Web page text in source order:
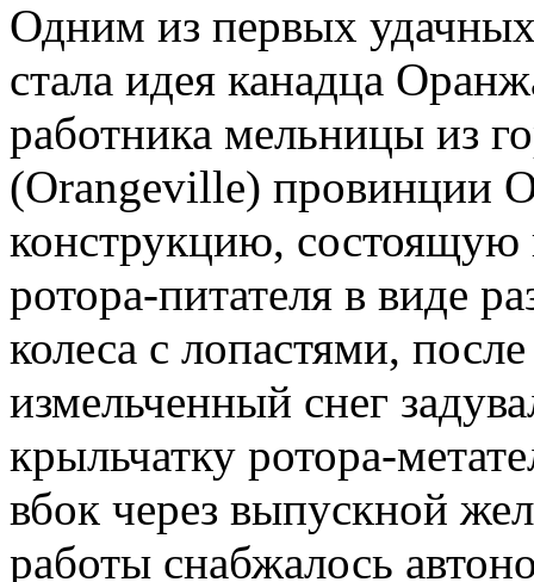
Одним из первых
стала идея канадца
работника мельницы из
(Orangeville) провинции
конструкцию, состоящую
ротора-питателя в виде
колеса с лопастями,
измельченный снег
крыльчатку ротора-
вбок через выпускной
работы снабжалось